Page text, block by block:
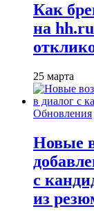
Как
на
25 марта
Обновления
Новые
с
из